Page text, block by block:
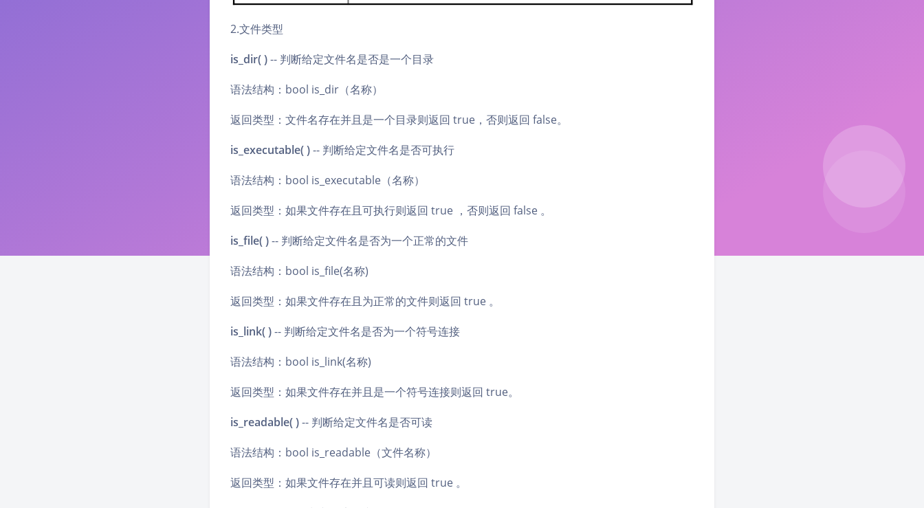
2.文件类型
is_dir( )-- 判断给定文件名是否是一个目录
语法结构：bool is_dir（名称）
返回类型：文件名存在并且是一个目录则返回 true，否则返回 false。
is_executable( )-- 判断给定文件名是否可执行
语法结构：bool is_executable（名称）
返回类型：如果文件存在且可执行则返回 true ，否则返回 false 。
is_file( )-- 判断给定文件名是否为一个正常的文件
语法结构：bool is_file(名称)
返回类型：如果文件存在且为正常的文件则返回 true 。
is_link( )-- 判断给定文件名是否为一个符号连接
语法结构：bool is_link(名称)
返回类型：如果文件存在并且是一个符号连接则返回 true。
is_readable( )-- 判断给定文件名是否可读
语法结构：bool is_readable（文件名称）
返回类型：如果文件存在并且可读则返回 true 。